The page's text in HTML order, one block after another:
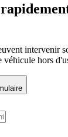
intervenir
hors